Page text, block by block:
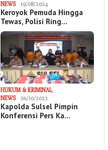
NEWS
19/08/2024
Keroyok Pemuda Hingga
Tewas, Polisi Ring…
HUKUM & KRIMINAL
NEWS
06/10/2023
Kapolda Sulsel Pimpin
Konferensi Pers Ka…